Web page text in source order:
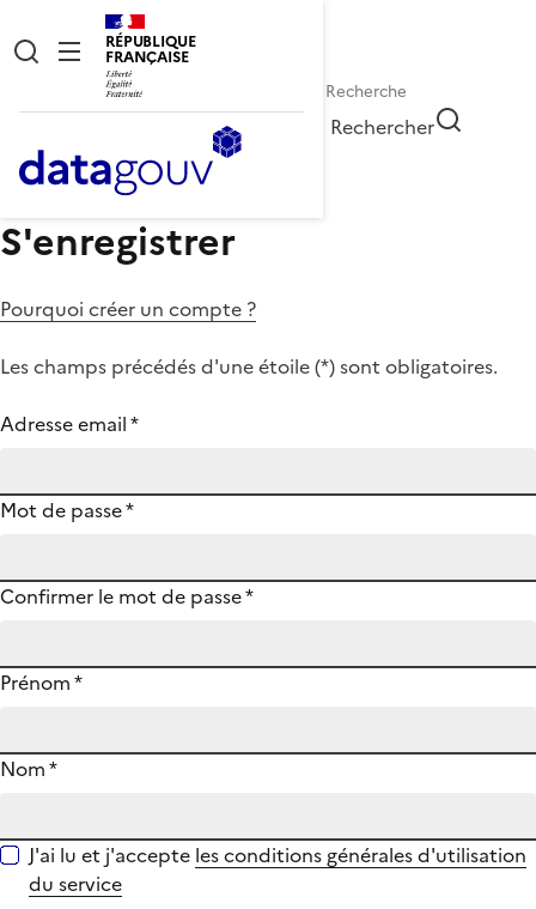
RÉPUBLIQUE
FRANÇAISE
Rechercher
S'enregistrer
Pourquoi créer un compte ?
Les champs précédés d'une étoile (*) sont obligatoires.
Adresse email*
Mot de passe*
Confirmer le mot de passe*
Prénom*
Nom*
J'ai lu et j'accepte les conditions générales d'utilisation
du service